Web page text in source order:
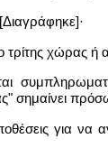
τρίτης χώρας
σημαίνει
για